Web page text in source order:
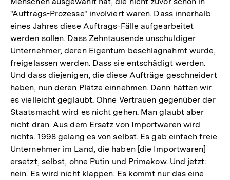
"Auftrags-Prozesse" involviert waren. Dass innerhalb
eines Jahres diese Auftrags-Fälle aufgearbeitet
werden sollen. Dass Zehntausende unschuldiger
Unternehmer, deren Eigentum beschlagnahmt wurde,
freigelassen werden. Dass sie entschädigt werden.
Und dass diejenigen, die diese Aufträge geschneidert
haben, nun deren Plätze einnehmen. Dann hätten wir
es vielleicht geglaubt. Ohne Vertrauen gegenüber der
Staatsmacht wird es nicht gehen. Man glaubt aber
nicht dran. Aus dem Ersatz von Importwaren wird
nichts. 1998 gelang es von selbst. Es gab einfach freie
Unternehmer im Land, die haben [die Importwaren]
ersetzt, selbst, ohne Putin und Primakow. Und jetzt:
nein. Es wird nicht klappen. Es kommt nur das eine